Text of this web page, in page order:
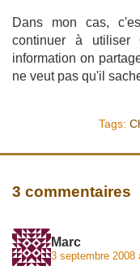
Dans mon cas,
continuer à utiliser
information on
ne veut pas qu'il
Tags:
3 commentaires
Marc
3 septembre 2008